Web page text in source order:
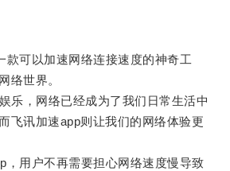
可以加速网络连接速度的神奇工
络世界。
，网络已经成为了我们日常生活中
飞讯加速app则让我们的网络体验更
用户不再需要担心网络速度慢导致